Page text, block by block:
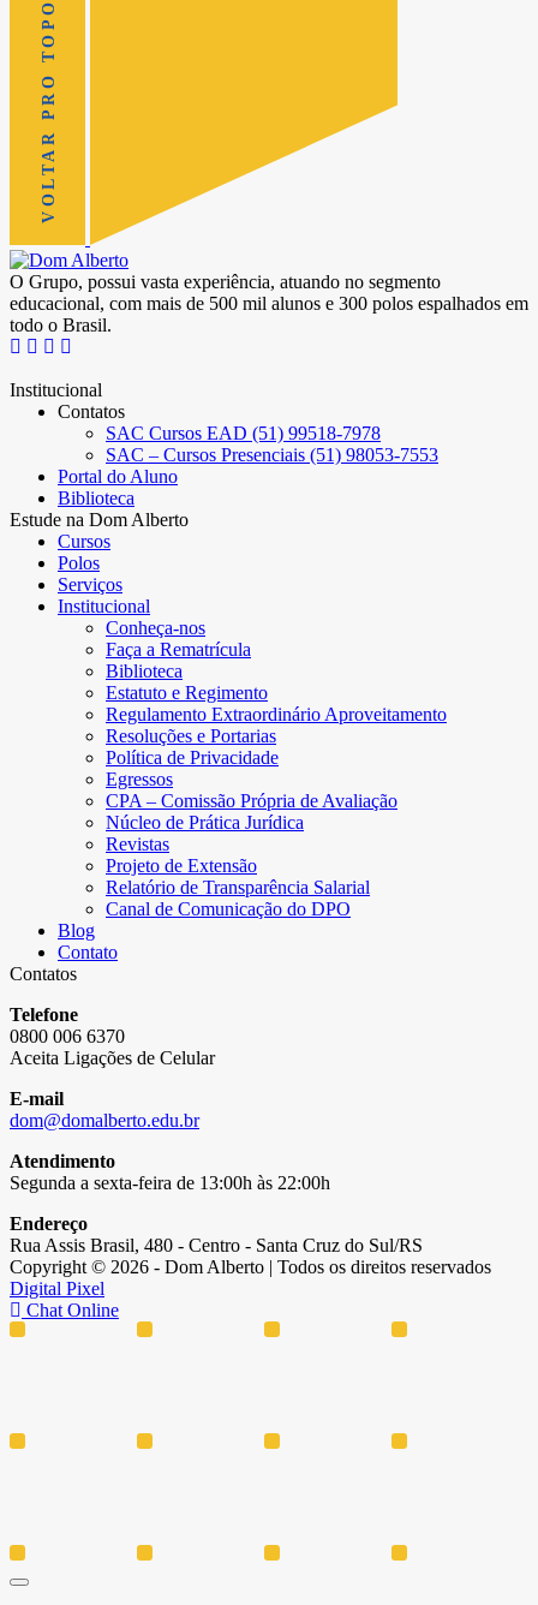
VOLTAR PRO TOPO
O Grupo, possui vasta experiência, atuando no segmento
educacional, com mais de 500 mil alunos e 300 polos espalhados em
todo o Brasil.
Institucional
Contatos
SAC Cursos EAD (51) 99518-7978
SAC – Cursos Presenciais (51) 98053-7553
Portal do Aluno
Biblioteca
Estude na Dom Alberto
Cursos
Polos
Serviços
Institucional
Conheça-nos
Faça a Rematrícula
Biblioteca
Estatuto e Regimento
Regulamento Extraordinário Aproveitamento
Resoluções e Portarias
Política de Privacidade
Egressos
CPA – Comissão Própria de Avaliação
Núcleo de Prática Jurídica
Revistas
Projeto de Extensão
Relatório de Transparência Salarial
Canal de Comunicação do DPO
Blog
Contato
Contatos
Telefone
0800 006 6370
Aceita Ligações de Celular
E-mail
dom@domalberto.edu.br
Atendimento
Segunda a sexta-feira de 13:00h às 22:00h
Endereço
Rua Assis Brasil, 480 - Centro - Santa Cruz do Sul/RS
Copyright © 2026 - Dom Alberto | Todos os direitos reservados
Digital Pixel
Chat Online